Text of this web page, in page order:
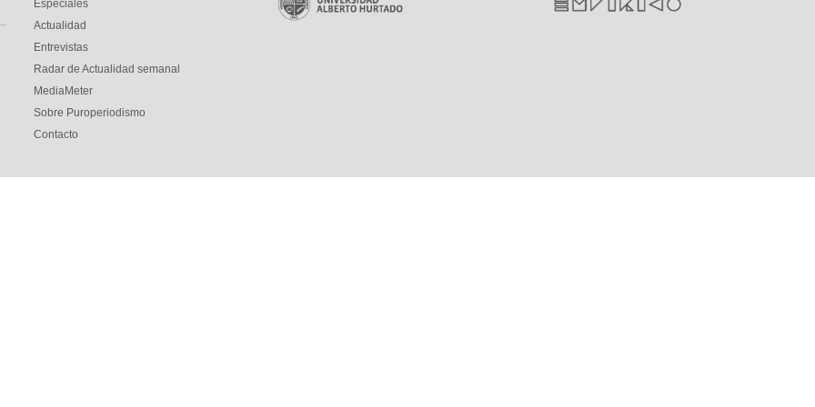
Especiales
Actualidad
Entrevistas
Radar de Actualidad semanal
MediaMeter
Sobre Puroperiodismo
Contacto